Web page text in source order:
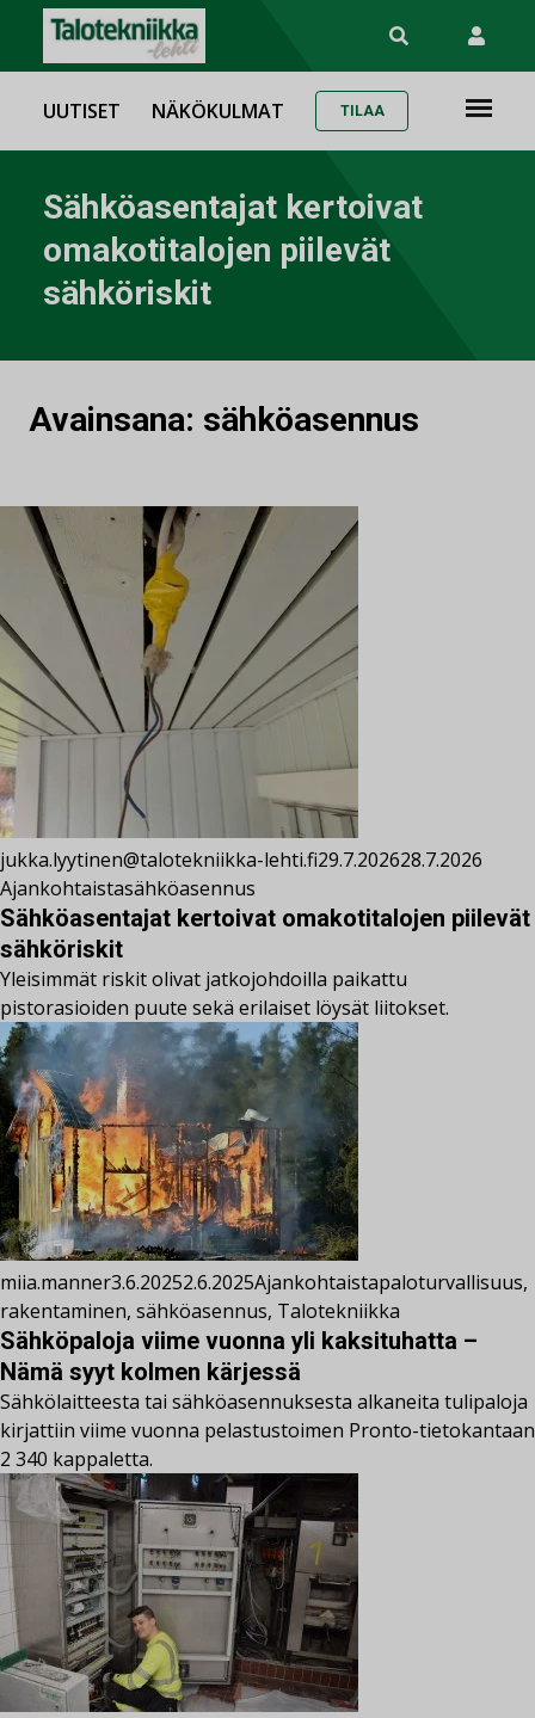
UUTISET NÄKÖKULMAT TILAA
Sähköasentajat kertoivat
omakotitalojen piilevät
sähköriskit
Avainsana: sähköasennus
jukka.lyytinen@talotekniikka-lehti.fi29.7.202628.7.2026
Ajankohtaistasähköasennus
Sähköasentajat kertoivat omakotitalojen piilevät
sähköriskit
Yleisimmät riskit olivat jatkojohdoilla paikattu
pistorasioiden puute sekä erilaiset löysät liitokset.
miia.manner3.6.20252.6.2025Ajankohtaistapaloturvallisuus,
rakentaminen, sähköasennus, Talotekniikka
Sähköpaloja viime vuonna yli kaksituhatta –
Nämä syyt kolmen kärjessä
Sähkölaitteesta tai sähköasennuksesta alkaneita tulipaloja
kirjattiin viime vuonna pelastustoimen Pronto-tietokantaan
2 340 kappaletta.